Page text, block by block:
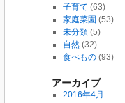
子育て (63)
家庭菜園 (53)
未分類(5)
自然(32)
食べもの(93)
アーカイブ
2016年4月